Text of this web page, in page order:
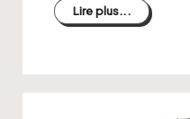
Lire plus...